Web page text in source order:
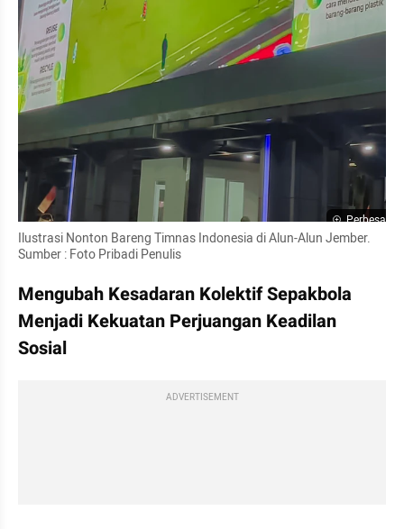
Perbesar
Ilustrasi Nonton Bareng Timnas Indonesia di Alun-Alun Jember.
Sumber : Foto Pribadi Penulis
Mengubah Kesadaran Kolektif Sepakbola
Menjadi Kekuatan Perjuangan Keadilan
Sosial
ADVERTISEMENT